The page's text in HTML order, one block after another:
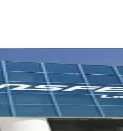
con su audiencia en Guadalajara